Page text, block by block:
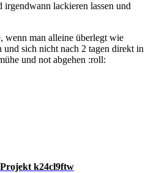
irgendwann lackieren lassen und
wenn man alleine überlegt wie
und sich nicht nach 2 tagen direkt in
und not abgehen :roll:
Projekt k24cl9ftw